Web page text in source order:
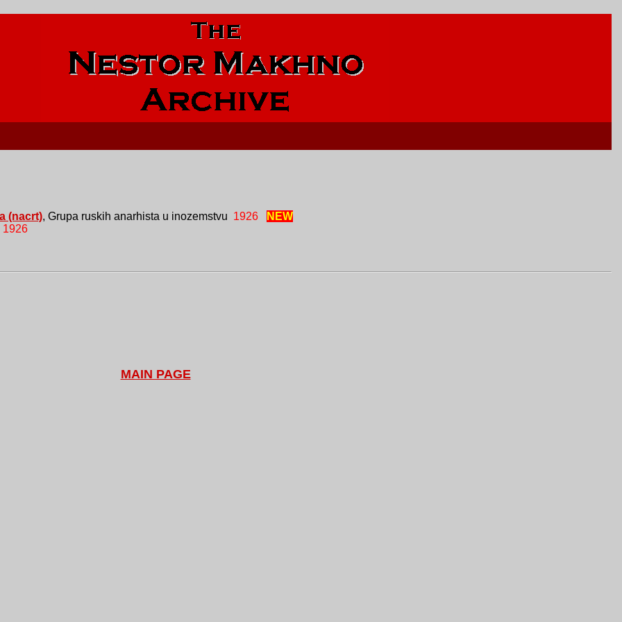
(nacrt), Grupa ruskih anarhista u inozemstvu 1926
NEW
1926
MAIN PAGE